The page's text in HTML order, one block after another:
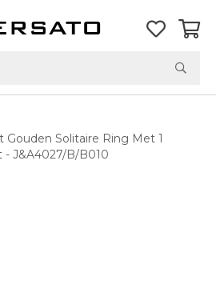
Gouden Solitaire Ring Met 1
J&A4027/B/B010